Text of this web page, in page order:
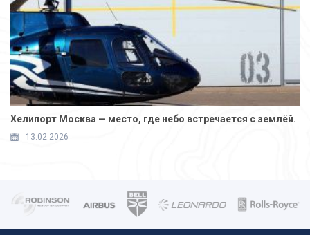
Хелипорт Москва — место, где небо встречается с землёй.
13.02.2026